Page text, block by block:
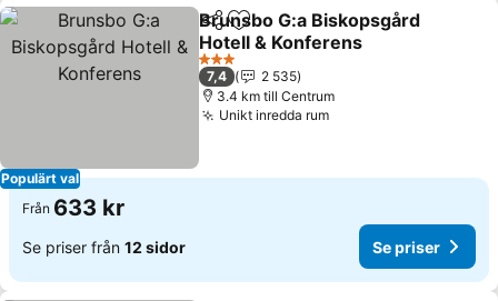
Populärt val
Dela Lägg till i Mina Favoriter
Brunsbo G:a Biskopsgård
Hotell & Konferens
3 Stjärnor
7,4
2 535
3.4 km till Centrum
Unikt inredda rum
Från 633 kr
Se priser från 12 sidor Se priser